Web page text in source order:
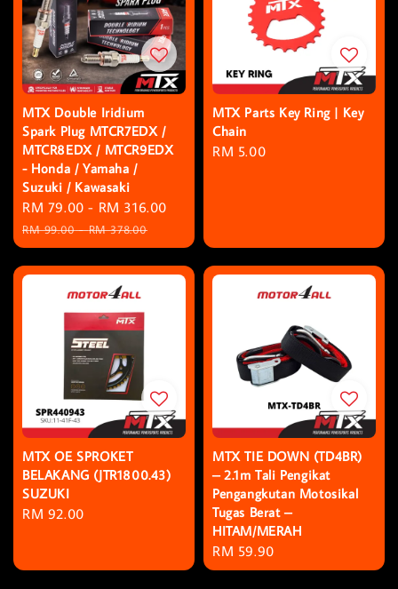
MTX Double Iridium
Spark Plug MTCR7EDX /
MTCR8EDX / MTCR9EDX
- Honda / Yamaha /
Suzuki / Kawasaki
Sale
price
RM 79.00 - RM 316.00
RM 99.00-RM 378.00
MTX Parts Key Ring | Key
Chain
Regular
RM 5.00
MTX OE SPROKET
BELAKANG (JTR1800.43)
SUZUKI
Regular
RM 92.00
MTX TIE DOWN (TD4BR)
– 2.1m Tali Pengikat
Pengangkutan Motosikal
Tugas Berat –
HITAM/MERAH
Regular
price
RM 59.90